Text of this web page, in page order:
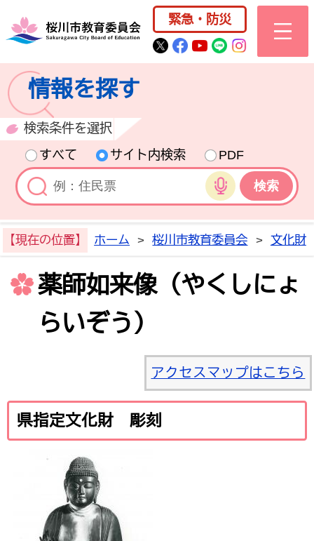
桜川市公式ホー
緊急・防災
桜川市公式Twitter
桜川市公式
桜川市公式
桜川市公式
情報を探す
検索条件を選択
すべて
サイト内検索
PDF
音声検索
【現在の位置】 ホーム > 桜川市教育委員会 > 文化財
薬師如来像（やくしにょ
らいぞう）
アクセスマップはこちら
県指定文化財 彫刻